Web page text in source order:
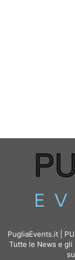
PugliaEvents.it |
Tutte le News e gli